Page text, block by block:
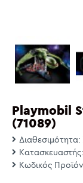
Playmobil
(71089)
Διαθεσιμότητα:
Κατασκευαστής:
Κωδικός